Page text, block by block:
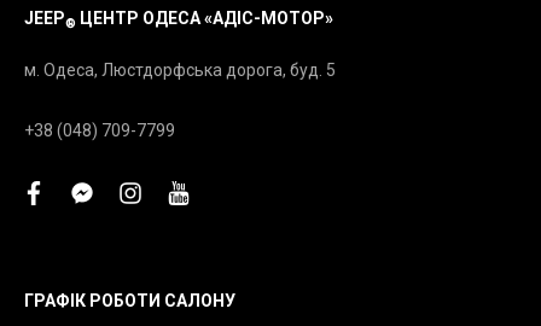
JEEP® ЦЕНТР ОДЕСА «АДІС-МОТОР»
м. Одеса, Люстдорфська дорога, буд. 5
+38 (048) 709-7799
facebookfacebook-
instagram
youtube
ГРАФІК РОБОТИ САЛОНУ